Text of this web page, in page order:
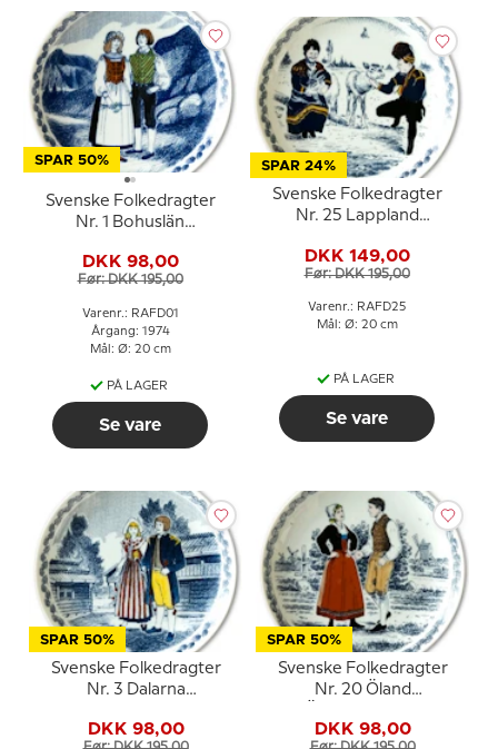
SPAR 50%
Svenske Folkedragter
Nr. 1 Bohuslän
DKK 98,00
Før: DKK 195,00
Varenr.: RAFD01
Årgang: 1974
Mål: Ø: 20 cm
PÅ LAGER
Se vare
SPAR 24%
Svenske Folkedragter
Nr. 25 Lappland
DKK 149,00
Før: DKK 195,00
Varenr.: RAFD25
Mål: Ø: 20 cm
PÅ LAGER
Se vare
SPAR 50%
Svenske Folkedragter
Nr. 3 Dalarna
DKK 98,00
SPAR 50%
Svenske Folkedragter
Nr. 20 Öland
DKK 98,00